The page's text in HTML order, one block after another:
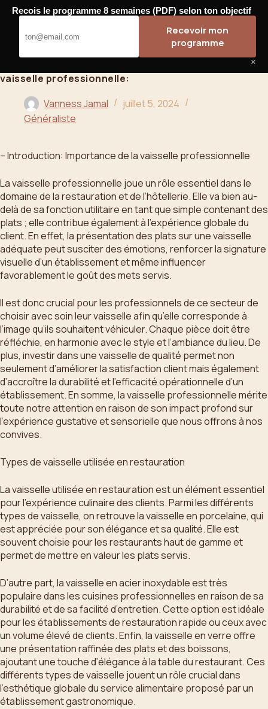
Passer
contenu
Bahoo
vaisselle professionnelle:
Vanness Jamal
juillet 5, 2024
Généraliste
– Introduction: Importance de la vaisselle professionnelle
La vaisselle professionnelle joue un rôle essentiel dans le
domaine de la restauration et de l’hôtellerie. Elle va bien au-
delà de sa fonction utilitaire en tant que simple contenant des
plats ; elle contribue également à l’expérience globale du
client. En effet, la présentation des plats sur une vaisselle
adéquate peut susciter des émotions, renforcer la signature
visuelle d’un établissement et même influencer
favorablement le goût des mets servis.
Il est donc crucial pour les professionnels de ce secteur de
choisir avec soin leur vaisselle afin qu’elle corresponde à
l’image qu’ils souhaitent véhiculer. Chaque pièce doit être
réfléchie, en harmonie avec le style et l’ambiance du lieu. De
plus, investir dans une vaisselle de qualité permet non
seulement d’améliorer la satisfaction client mais également
d’accroître la durabilité et l’efficacité opérationnelle d’un
établissement. En somme, la vaisselle professionnelle mérite
toute notre attention en raison de son impact profond sur
l’expérience gustative et sensorielle que nous offrons à nos
convives.
Types de vaisselle utilisée en restauration
La vaisselle utilisée en restauration est un élément essentiel
pour l’expérience culinaire des clients. Parmi les différents
types de vaisselle, on retrouve la vaisselle en porcelaine, qui
est appréciée pour son élégance et sa qualité. Elle est
souvent choisie pour les restaurants haut de gamme et
permet de mettre en valeur les plats servis.
D’autre part, la vaisselle en acier inoxydable est très
populaire dans les cuisines professionnelles en raison de sa
durabilité et de sa facilité d’entretien. Cette option est idéale
pour les établissements de restauration rapide ou ceux avec
un volume élevé de clients. Enfin, la vaisselle en verre offre
une présentation raffinée des plats et des boissons,
ajoutant une touche d’élégance à la table du restaurant. Ces
différents types de vaisselle jouent un rôle crucial dans
l’esthétique globale du service alimentaire proposé par un
établissement gastronomique.
Recois le programme 8 semaines (PDF) selon ton objectif
Recevoir mon
programme
×